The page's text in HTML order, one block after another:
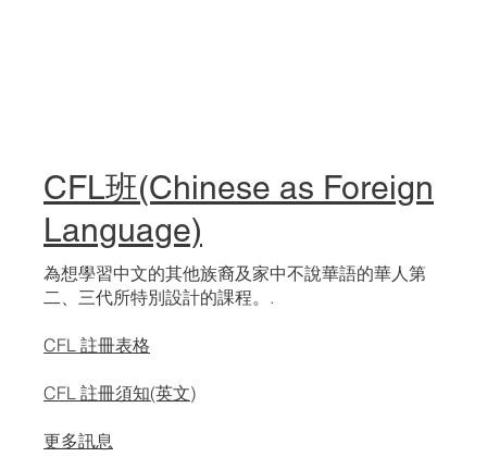
CFL班(Chinese as Foreign
Language)
為想學習中文的其他族裔及家中不說華語的華人第
二、三代所特別設計的課程。.
CFL 註冊表格
CFL 註冊須知(英文)
更多訊息